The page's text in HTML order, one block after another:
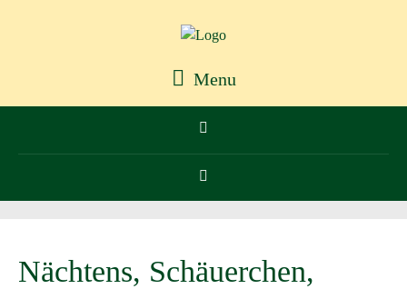
Menu
Nächtens, Schäuerchen,